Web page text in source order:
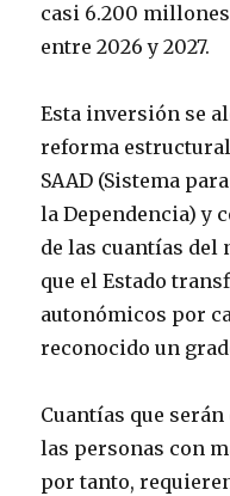
casi 6.200 millones
entre 2026 y 2027.
Esta inversión se
reforma
SAAD (Sistema
la Dependencia) y
de las cuantías
que el Estado
autonómicos por
reconocido un
Cuantías que
las personas con
por tanto,